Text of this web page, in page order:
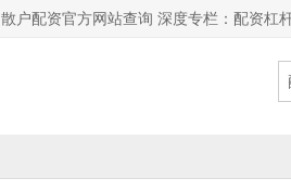
散户配资官方网站查询 深度专栏：配资杠